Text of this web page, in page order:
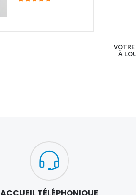
VOTRE
À
ACCUEIL TÉLÉPHONIQUE